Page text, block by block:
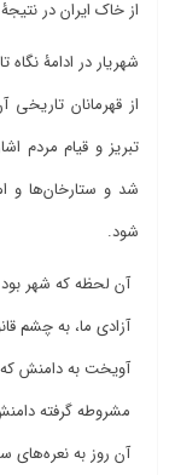
از خاک ایران در
شهریار در ادامۀ
از قهرمانان
تبریز و قیام مردم
شد و ستارخان‌ها و
شود.
آن لحظه که شهر
آزادی ما، به چشم
آویخت به دامنش که
مشروطه گرفته
آن روز به نعره‌های